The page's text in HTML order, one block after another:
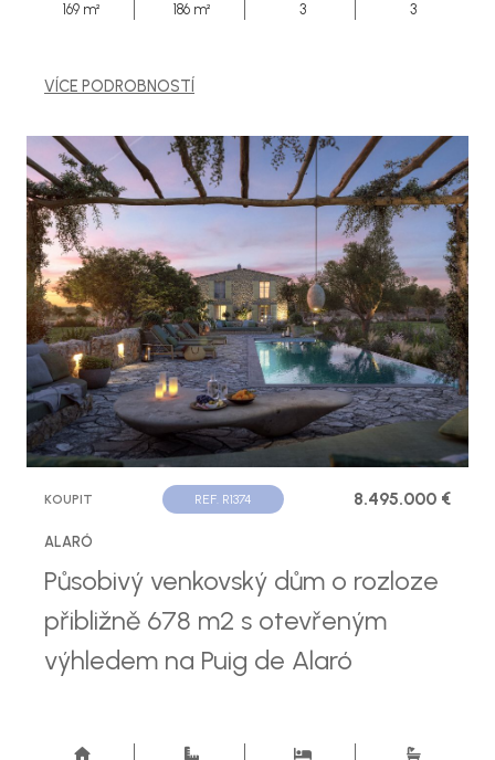
169 m² 186 m² 3 3
VÍCE PODROBNOSTÍ
KOUPIT REF. R1374 8.495.000 €
ALARÓ
Působivý venkovský dům o rozloze
přibližně 678 m2 s otevřeným
výhledem na Puig de Alaró